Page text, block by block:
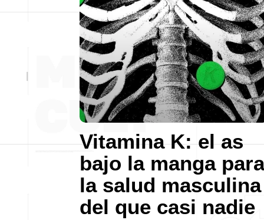
Vitamina K: el as
bajo la manga para
la salud masculina
del que casi nadie